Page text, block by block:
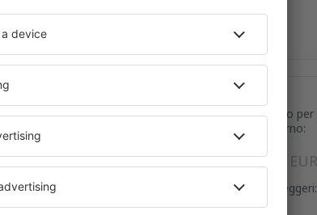
Prezzo
e ritorno:
87 EUR
Passeggeri: